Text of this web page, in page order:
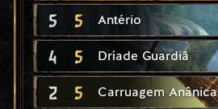
5 5 Antério
4 5 Dríade Guardiã
2 5 Carruagem Anânica